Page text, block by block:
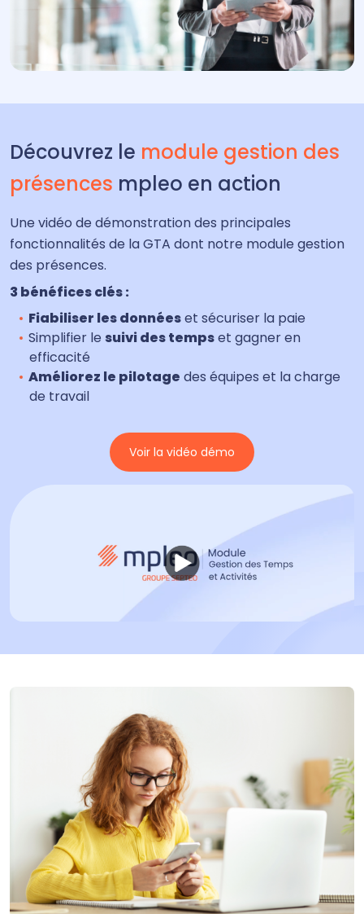
Découvrez le module gestion des
présences mpleo en action
Une vidéo de démonstration des principales
fonctionnalités de la GTA dont notre module gestion
des présences.
3 bénéfices clés :
Fiabiliser les donnéeset sécuriser la paie
Simplifier le suivi des tempset gagner en
efficacité
Améliorez le pilotage des équipes et la charge
de travail
Voir la vidéo démo